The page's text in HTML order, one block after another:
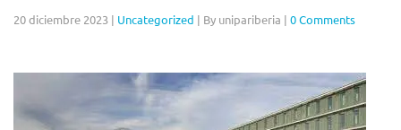
20 diciembre 2023 | Uncategorized | By unipariberia | 0 Comments